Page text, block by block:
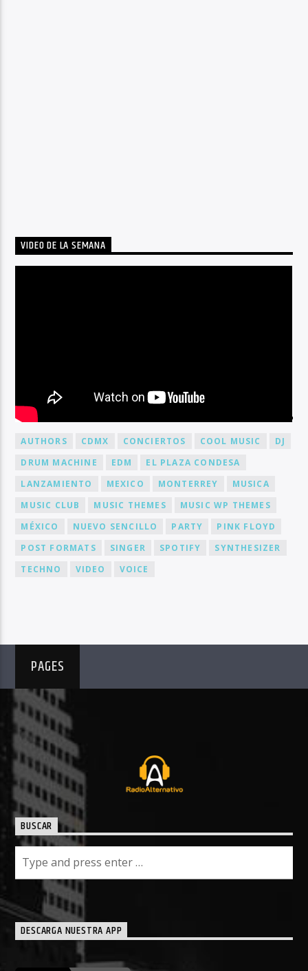
VIDEO DE LA SEMANA
BY TAG
AUTHORS CDMX CONCIERTOS COOL MUSIC
DJ
DRUM MACHINE
EDM
EL PLAZA CONDESA
LANZAMIENTO
MEXICO MONTERREY
MUSICA
MUSIC CLUB
MUSIC THEMES
MUSIC WP THEMES
MÉXICO
NUEVO SENCILLO PARTY
PINK FLOYD
POST FORMATS
SINGER SPOTIFY
SYNTHESIZER
TECHNO
VIDEO VOICE
PAGES
BUSCAR
DESCARGA NUESTRA APP